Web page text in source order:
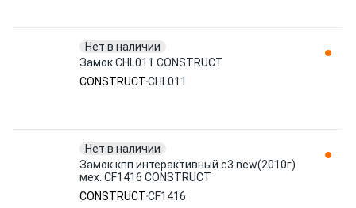
Нет в наличии
Замок CHL011 CONSTRUCT
CONSTRUCTCHL011
Нет в наличии
Замок кпп интерактивный c3 new(2010г)
мех. CF1416 CONSTRUCT
CONSTRUCTCF1416